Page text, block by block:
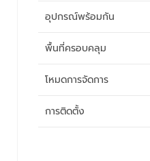
อุปกรณ์พร้อมกัน
พื้นที่ครอบคลุม
โหมดการจัดการ
การติดตั้ง